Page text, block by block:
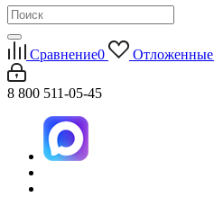
Сравнение0 Отложенные
8 800 511-05-45